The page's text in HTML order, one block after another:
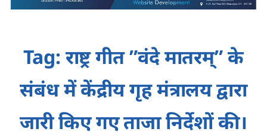
Tag: राष्ट्र गीत ”वंदे मातरम्” के
संबंध में केंद्रीय गृह मंत्रालय द्वारा
जारी किए गए ताजा निर्देशों की।